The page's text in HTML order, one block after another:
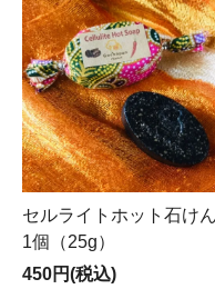
で送料無料ですが、今
により…（店長が一時
げで、送料無料！ 5千
1900円ではなく500円
本から）：2024年10月
可能ですが、こちらは
の機会をお見逃しなく
合わせください。 ★タ
入の方へ 注文時にご希
当ショップにある柄の
お選びいただいており
を送ることに変更とな
セルライトホット石け
1個（25g）
450円(税込)